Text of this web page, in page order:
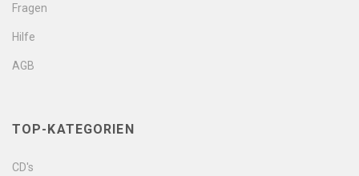
Fragen
Hilfe
AGB
TOP-KATEGORIEN
CD's